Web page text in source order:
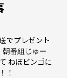
でプレゼント
朝番組じゅー
ねぼビンゴに
！